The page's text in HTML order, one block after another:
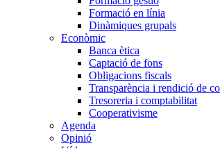
Formació en línia
Dinàmiques grupals
Econòmic
Banca ètica
Captació de fons
Obligacions fiscals
Transparència i rendició de
Tresoreria i comptabilitat
Cooperativisme
Agenda
Opinió